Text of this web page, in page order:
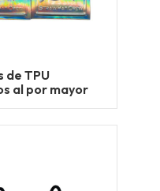
de TPU
al por mayor